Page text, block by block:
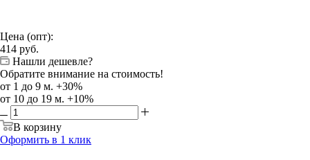
Цена (опт):
414 руб.
Нашли дешевле?
Обратите внимание на стоимость!
от 1 до 9 м. +30%
от 10 до 19 м. +10%
В корзину
Оформить в 1 клик